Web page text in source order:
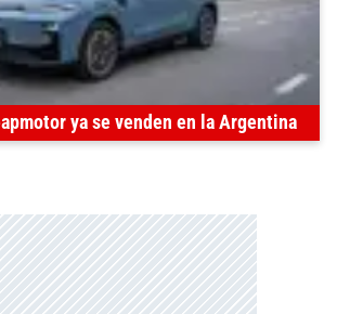
ya se venden en la Argentina